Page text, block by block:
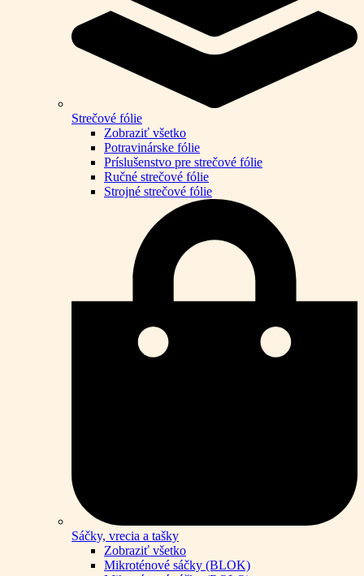
Strečové fólie
Zobraziť všetko
Potravinárske fólie
Príslušenstvo pre strečové fólie
Ručné strečové fólie
Strojné strečové fólie
Sáčky, vrecia a tašky
Zobraziť všetko
Mikroténové sáčky (BLOK)